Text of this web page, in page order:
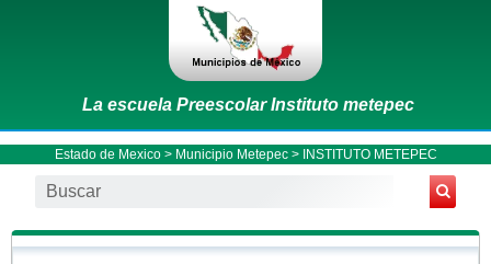
La escuela Preescolar Instituto metepec
Estado de Mexico> Municipio Metepec> INSTITUTO METEPEC